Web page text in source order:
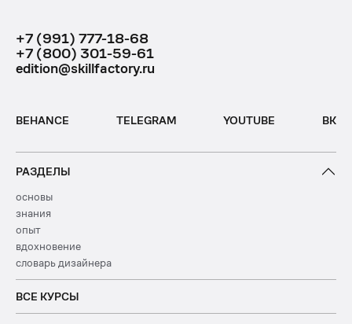
+7 (991) 777-18-68
+7 (800) 301-59-61
edition@skillfactory.ru
BEHANCE TELEGRAM YOUTUBE ВК
РАЗДЕЛЫ
основы
знания
опыт
вдохновение
словарь дизайнера
ВСЕ КУРСЫ